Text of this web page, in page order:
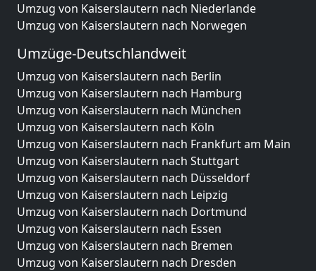
Umzug von Kaiserslautern nach Niederlande
Umzug von Kaiserslautern nach Norwegen
Umzüge-Deutschlandweit
Umzug von Kaiserslautern nach Berlin
Umzug von Kaiserslautern nach Hamburg
Umzug von Kaiserslautern nach München
Umzug von Kaiserslautern nach Köln
Umzug von Kaiserslautern nach Frankfurt am Main
Umzug von Kaiserslautern nach Stuttgart
Umzug von Kaiserslautern nach Düsseldorf
Umzug von Kaiserslautern nach Leipzig
Umzug von Kaiserslautern nach Dortmund
Umzug von Kaiserslautern nach Essen
Umzug von Kaiserslautern nach Bremen
Umzug von Kaiserslautern nach Dresden